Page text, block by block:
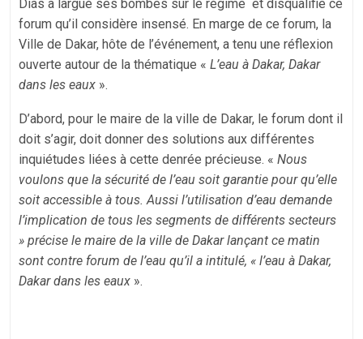
Dias a largué ses bombes sur le régime et disqualifie ce
forum qu’il considère insensé. En marge de ce forum, la
Ville de Dakar, hôte de l’événement, a tenu une réflexion
ouverte autour de la thématique « L’eau à Dakar, Dakar
dans les eaux ».
D’abord, pour le maire de la ville de Dakar, le forum dont il
doit s’agir, doit donner des solutions aux différentes
inquiétudes liées à cette denrée précieuse. « Nous
voulons que la sécurité de l’eau soit garantie pour qu’elle
soit accessible à tous. Aussi l’utilisation d’eau demande
l’implication de tous les segments de différents secteurs
» précise le maire de la ville de Dakar lançant ce matin
sont contre forum de l’eau qu’il a intitulé, « l’eau à Dakar,
Dakar dans les eaux ».